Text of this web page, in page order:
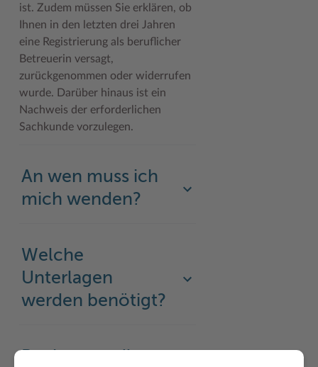
ist. Zudem müssen Sie erklären, ob
Ihnen in den letzten drei Jahren
eine Registrierung als beruflicher
Betreuerin versagt,
zurückgenommen oder widerrufen
wurde. Darüber hinaus ist ein
Nachweis der erforderlichen
Sachkunde vorzulegen.
An wen muss ich
mich wenden?
Welche
Unterlagen
werden benötigt?